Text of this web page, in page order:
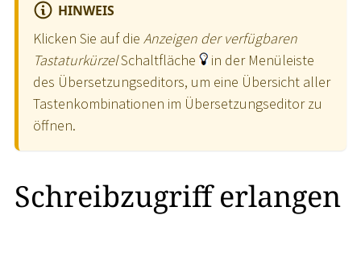
HINWEIS
Klicken Sie auf die Anzeigen der verfügbaren
TastaturkürzelSchaltfläche
in der Menüleiste
des Übersetzungseditors, um eine Übersicht aller
Tastenkombinationen im Übersetzungseditor zu
öffnen.
Schreibzugriff erlangen